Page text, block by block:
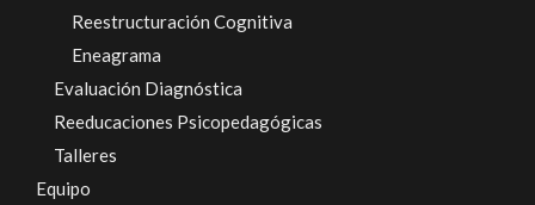
Reestructuración Cognitiva
Eneagrama
Evaluación Diagnóstica
Reeducaciones Psicopedagógicas
Talleres
Equipo